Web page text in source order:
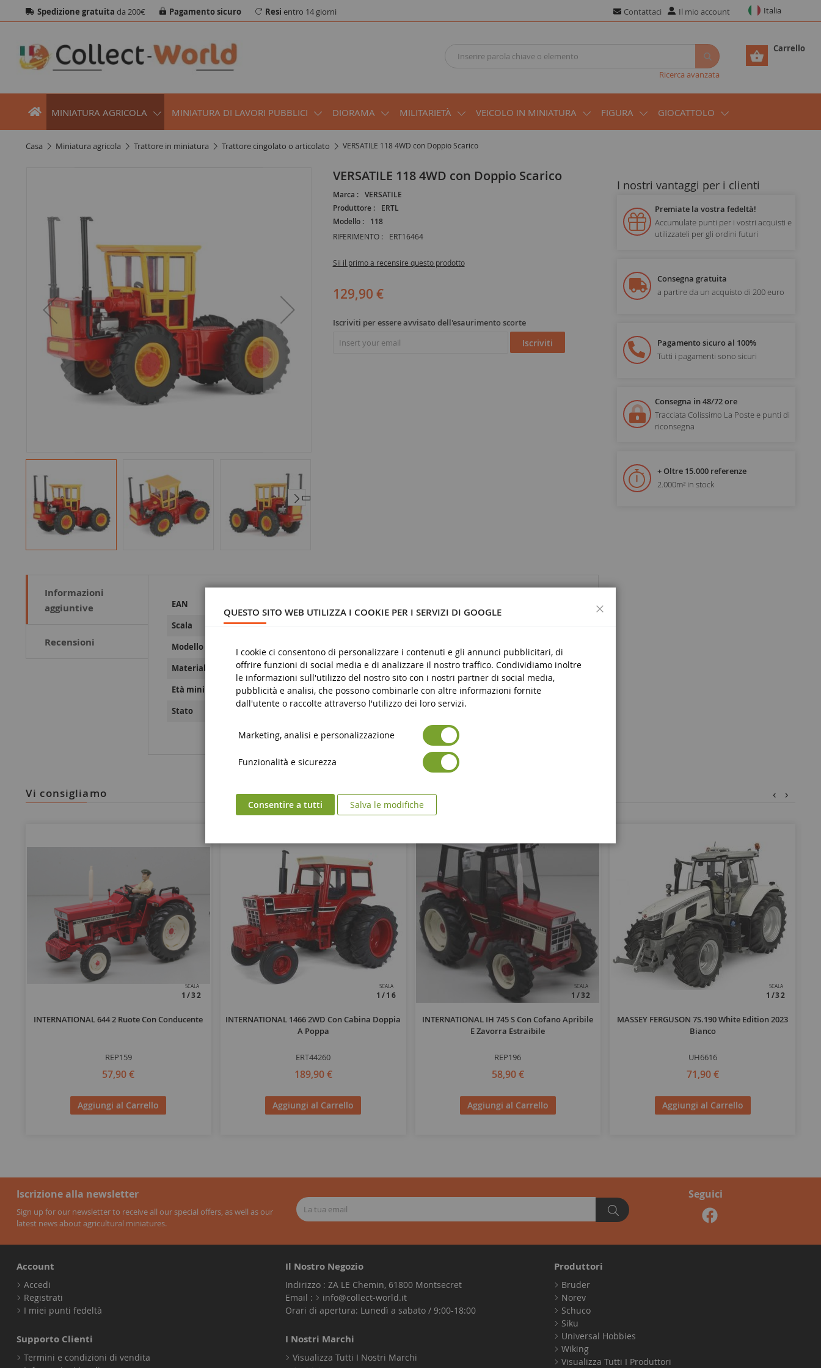
Spedizione gratuita da 200€ Pagamento sicuro Resi entro 14 giorni Contattaci Il mio account Italia
Carrello
Ricerca avanzata
MINIATURA AGRICOLA MINIATURA DI LAVORI PUBBLICI DIORAMA MILITARIETÀ VEICOLO IN MINIATURA FIGURA GIOCATTOLO
casa miniatura agricola trattore in miniatura trattore cingolato o articolato VERSATILE 118 4WD con Doppio Scarico
VERSATILE 118 4WD con Doppio Scarico
Marca :
VERSATILE
Produttore :
ERTL
Modello :
118
RIFERIMENTO : ERT16464
Sii il primo a recensire questo prodotto
129,90 €
Iscriviti per essere avvisato dell'esaurimento scorte
Iscriviti
Informazioni
aggiuntive
Recensioni
Informazioni
EAN
Scala 1/32
Modello
Materiale Metallo e plastica
Età minima 14 anni e oltre
Stato Nove
I nostri vantaggi per i clienti
Premiate la vostra fedeltà!
Accumulate punti per i vostri acquisti e
utilizzateli per gli ordini futuri
Consegna gratuita
a partire da un acquisto di 200 euro
Pagamento sicuro al 100%
Tutti i pagamenti sono sicuri
Consegna in 48/72 ore
Tracciata Colissimo La Poste e punti di
riconsegna
+ Oltre 15.000 referenze
2.000m² in stock
vi consigliamo
SCALA
1/32
INTERNATIONAL 644 2 Ruote Con Conducente
REP159
57,90 €
Aggiungi al Carrello
SCALA
1/16
INTERNATIONAL 1466 2WD Con Cabina Doppia
A Poppa
ERT44260
189,90 €
Aggiungi al Carrello
SCALA
1/32
INTERNATIONAL IH 745 S Con Cofano Apribile
E Zavorra Estraibile
REP196
58,90 €
Aggiungi al Carrello
SCALA
1/32
MASSEY FERGUSON 7S.190 White Edition 2023
Bianco
UH6616
71,90 €
Aggiungi al Carrello
‹ ›
Iscrizione alla newsletter
Sign up for our newsletter to receive all our special offers, as well as our
latest news about agricultural miniatures.
Seguici
Account
Accedi
Registrati
I miei punti fedeltà
Supporto Clienti
Termini e condizioni di vendita
Il Nostro Negozio
Indirizzo : ZA LE Chemin, 61800 Montsecret
Email :
info@collect-world.it
Orari di apertura: Lunedì a sabato / 9:00-18:00
I Nostri Marchi
Visualizza Tutti I Nostri Marchi
Produttori
Bruder
Norev
Schuco
Siku
Universal Hobbies
Wiking
Visualizza Tutti I Produttori
QUESTO SITO WEB UTILIZZA I COOKIE PER I SERVIZI DI GOOGLE
I cookie ci consentono di personalizzare i contenuti e gli annunci pubblicitari, di
offrire funzioni di social media e di analizzare il nostro traffico. Condividiamo inoltre
le informazioni sull'utilizzo del nostro sito con i nostri partner di social media,
pubblicità e analisi, che possono combinarle con altre informazioni fornite
dall'utente o raccolte attraverso l'utilizzo dei loro servizi.
Marketing, analisi e personalizzazione
Funzionalità e sicurezza
Consentire a tutti Salva le modifiche